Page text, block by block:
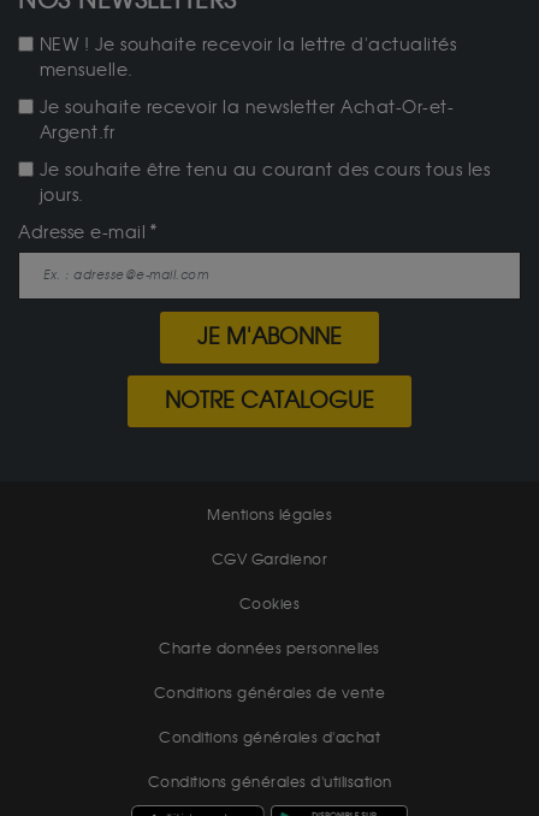
NEW ! Je souhaite recevoir la lettre d'actualités
mensuelle.
Je souhaite recevoir la newsletter Achat-Or-et-
Argent.fr
Je souhaite être tenu au courant des cours tous les
jours.
Adresse e-mail
JE M'ABONNE
NOTRE CATALOGUE
Mentions légales
CGV Gardienor
Cookies
Charte données personnelles
Conditions générales de vente
Conditions générales d'achat
Conditions générales d'utilisation